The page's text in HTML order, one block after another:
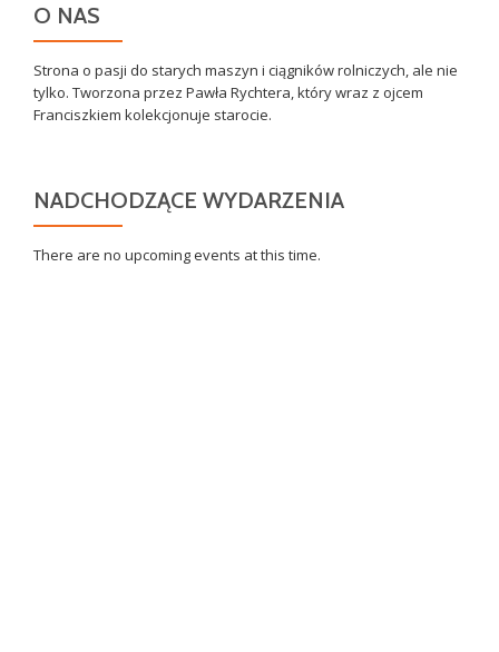
O NAS
Strona o pasji do starych maszyn i ciągników rolniczych, ale nie
tylko. Tworzona przez Pawła Rychtera, który wraz z ojcem
Franciszkiem kolekcjonuje starocie.
NADCHODZĄCE WYDARZENIA
There are no upcoming events at this time.